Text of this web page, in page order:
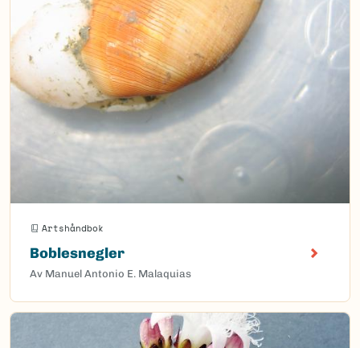
Artshåndbok
Boblesnegler
Av Manuel Antonio E. Malaquias